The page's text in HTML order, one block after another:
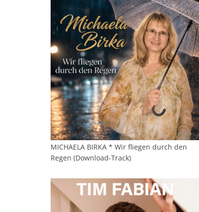
MICHAELA BIRKA * Wir fliegen durch den
Regen (Download-Track)